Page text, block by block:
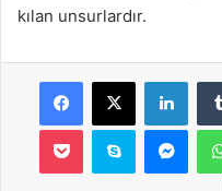
kılan unsurlardır.
Facebook
X
Pocket Skype